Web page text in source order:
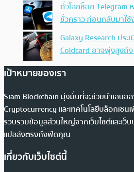
ทั่วโลกช็อก Telegram
ชั่วคราว ก่อนกลับมาใ
Galaxy Research ประ
Coldcard อาจพุ่งสูงถึ
เป้าหมายของเรา
Siam Blockchain มุ่งมั่นที่จะช่วยนำเสนอ
Cryptocurrency และเทคโนโลยีบล็อกเชน
รวบรวมข้อมูลส่วนใหญ่จากเว็บไซต์และเว็
แปลส่งตรงถึงฟีดคุณ
เกี่ยวกับเว็บไซต์นี้